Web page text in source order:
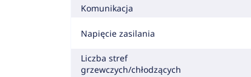
Komunikacja
Napięcie zasilania
Liczba stref
grzewczych/chłodzących